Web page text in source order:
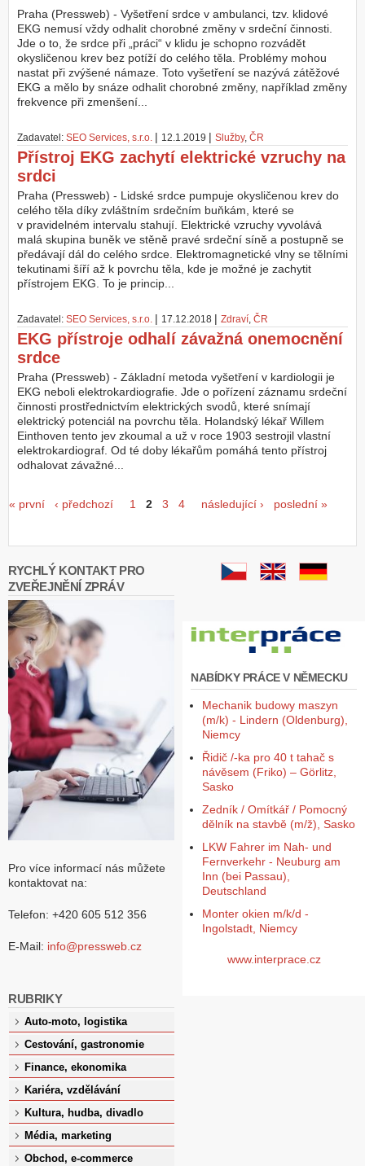
Praha (Pressweb) - Vyšetření srdce v ambulanci, tzv. klidové
EKG nemusí vždy odhalit chorobné změny v srdeční činnosti.
Jde o to, že srdce při „práci“ v klidu je schopno rozvádět
okysličenou krev bez potíží do celého těla. Problémy mohou
nastat při zvýšené námaze. Toto vyšetření se nazývá zátěžové
EKG a mělo by snáze odhalit chorobné změny, například změny
frekvence při zmenšení...
Zadavatel: SEO Services, s.r.o. | 12.1.2019 | Služby, ČR
Přístroj EKG zachytí elektrické vzruchy na
srdci
Praha (Pressweb) - Lidské srdce pumpuje okysličenou krev do
celého těla díky zvláštním srdečním buňkám, které se
v pravidelném intervalu stahují. Elektrické vzruchy vyvolává
malá skupina buněk ve stěně pravé srdeční síně a postupně se
předávají dál do celého srdce. Elektromagnetické vlny se tělními
tekutinami šíří až k povrchu těla, kde je možné je zachytit
přístrojem EKG. To je princip...
Zadavatel: SEO Services, s.r.o. | 17.12.2018 | Zdraví, ČR
EKG přístroje odhalí závažná onemocnění
srdce
Praha (Pressweb) - Základní metoda vyšetření v kardiologii je
EKG neboli elektrokardiografie. Jde o pořízení záznamu srdeční
činnosti prostřednictvím elektrických svodů, které snímají
elektrický potenciál na povrchu těla. Holandský lékař Willem
Einthoven tento jev zkoumal a už v roce 1903 sestrojil vlastní
elektrokardiograf. Od té doby lékařům pomáhá tento přístroj
odhalovat závažné...
Stránky
« první ‹ předchozí 1 2 3 4 následující › poslední »
RYCHLÝ KONTAKT PRO
ZVEŘEJNĚNÍ ZPRÁV
Pro více informací nás můžete
kontaktovat na:
Telefon: +420 605 512 356
E-Mail: info@pressweb.cz
RUBRIKY
Auto-moto, logistika
Cestování, gastronomie
Finance, ekonomika
Kariéra, vzdělávání
Kultura, hudba, divadlo
Média, marketing
Obchod, e-commerce
NABÍDKY PRÁCE V NĚMECKU
Mechanik budowy maszyn
(m/k) - Lindern (Oldenburg),
Niemcy
Řidič /-ka pro 40 t tahač s
návěsem (Friko) – Görlitz,
Sasko
Zedník / Omítkář / Pomocný
dělník na stavbě (m/ž), Sasko
LKW Fahrer im Nah- und
Fernverkehr - Neuburg am
Inn (bei Passau),
Deutschland
Monter okien m/k/d -
Ingolstadt, Niemcy
www.interprace.cz